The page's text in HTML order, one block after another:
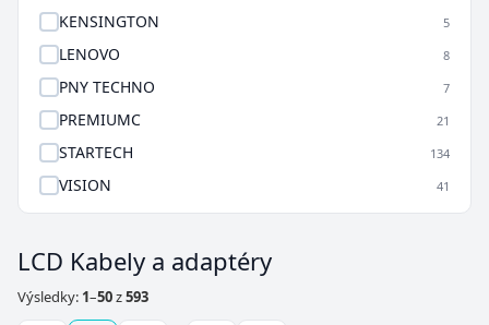
KENSINGTON 5
LENOVO 8
PNY TECHNO 7
PREMIUMC 21
STARTECH 134
VISION 41
LCD Kabely a adaptéry
Výsledky: 1–50z593